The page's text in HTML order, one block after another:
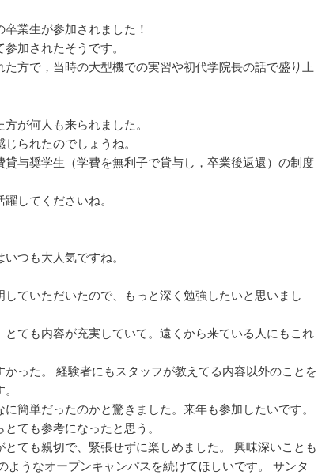
業生が参加されました！
加されたそうです。
方で，当時の大型機での実習や初代学院長の話で盛り上
が何人も来られました。
られたのでしょうね。
与奨学生（学費を無利子で貸与し，卒業後返還）の制度
してくださいね。
つも大人気ですね。
ていただいたので、もっと深く勉強したいと思いまし
とても内容が充実していて。遠くから来ている人にもこれ
った。 経験者にもスタッフが教えてる内容以外のことを
簡単だったのかと驚きました。来年も参加したいです。
ても参考になったと思う。
ても親切で、緊張せずに楽しめました。 興味深いことも
うなオープンキャンパスを続けてほしいです。 サンタ